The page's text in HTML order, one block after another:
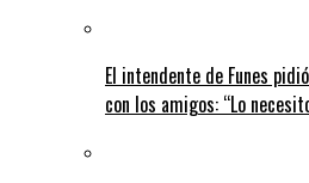
El intendente de Funes
con los amigos: “Lo